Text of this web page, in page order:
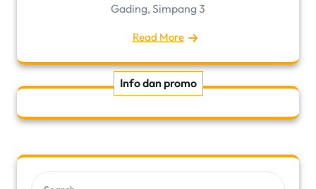
Gading, Simpang 3
Read More
Info dan promo